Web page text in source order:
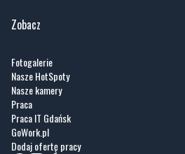
Zobacz
Fotogalerie
Nasze HotSpoty
Nasze kamery
Praca
Praca IT Gdańsk
GoWork.pl
Dodaj ofertę pracy